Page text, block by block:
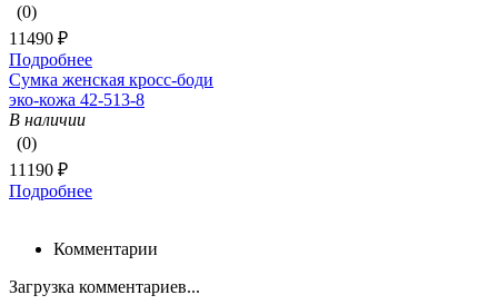
(0)
11490 ₽
Подробнее
Сумка женская кросс-боди
эко-кожа 42-513-8
В наличии
(0)
11190 ₽
Подробнее
Комментарии
Загрузка комментариев...